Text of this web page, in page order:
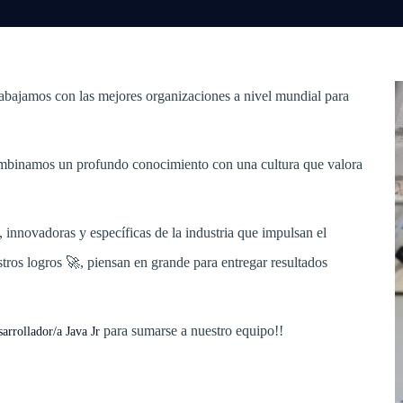
con las mejores organizaciones a nivel mundial para
un profundo conocimiento con una cultura que valora
y específicas de la industria que impulsan el
logros 🚀, piensan en grande para entregar resultados
a Java Jr para sumarse a nuestro equipo!!